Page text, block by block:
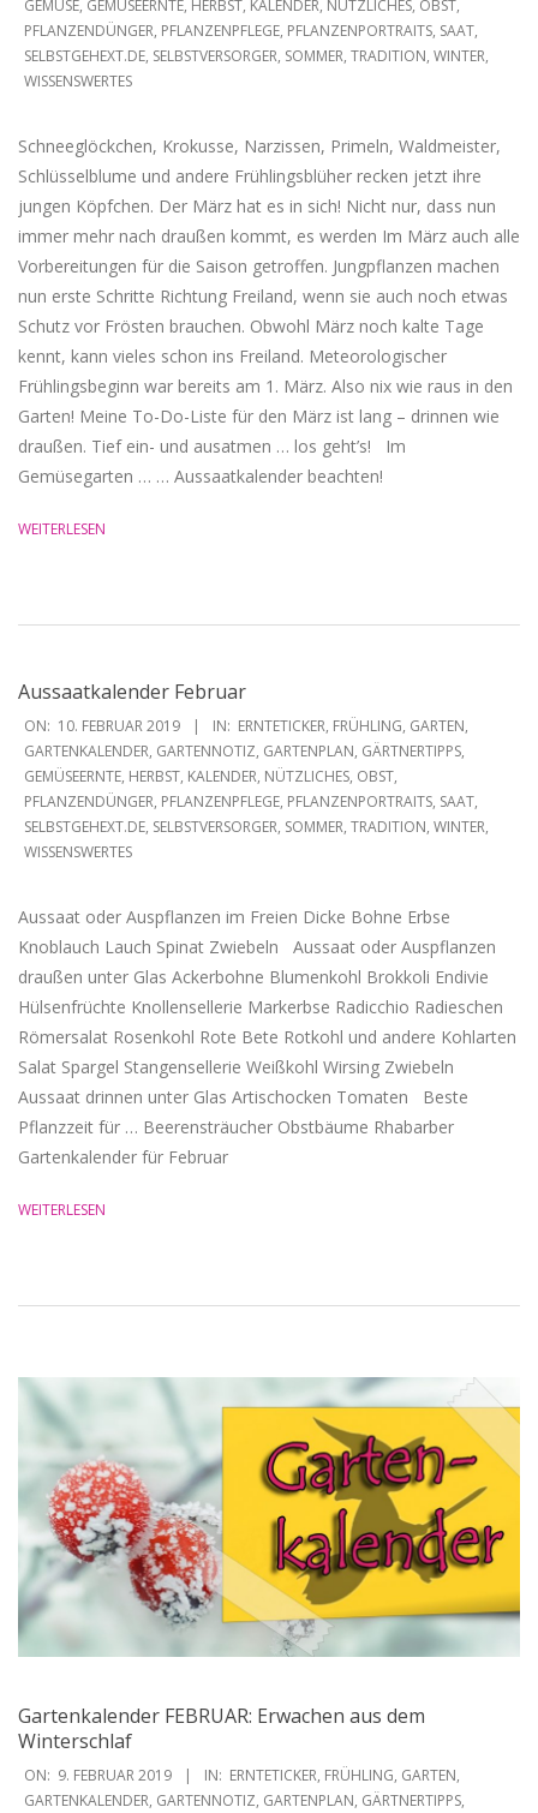
09
GEMÜSE, GEMÜSEERNTE, HERBST, KALENDER, NÜTZLICHES, OBST,
PFLANZENDÜNGER, PFLANZENPFLEGE, PFLANZENPORTRAITS, SAAT,
SELBSTGEHEXT.DE, SELBSTVERSORGER, SOMMER, TRADITION, WINTER,
WISSENSWERTES
Schneeglöckchen, Krokusse, Narzissen, Primeln, Waldmeister,
Schlüsselblume und andere Frühlingsblüher recken jetzt ihre
jungen Köpfchen. Der März hat es in sich! Nicht nur, dass nun
immer mehr nach draußen kommt, es werden Im März auch alle
Vorbereitungen für die Saison getroffen. Jungpflanzen machen
nun erste Schritte Richtung Freiland, wenn sie auch noch etwas
Schutz vor Frösten brauchen. Obwohl März noch kalte Tage
kennt, kann vieles schon ins Freiland. Meteorologischer
Frühlingsbeginn war bereits am 1. März. Also nix wie raus in den
Garten! Meine To-Do-Liste für den März ist lang – drinnen wie
draußen. Tief ein- und ausatmen … los geht’s! Im
Gemüsegarten … … Aussaatkalender beachten!
WEITERLESEN
Aussaatkalender Februar
2019-
02-
10
ON: 10. FEBRUAR 2019 IN: ERNTETICKER, FRÜHLING, GARTEN,
GARTENKALENDER, GARTENNOTIZ, GARTENPLAN, GÄRTNERTIPPS,
GEMÜSEERNTE, HERBST, KALENDER, NÜTZLICHES, OBST,
PFLANZENDÜNGER, PFLANZENPFLEGE, PFLANZENPORTRAITS, SAAT,
SELBSTGEHEXT.DE, SELBSTVERSORGER, SOMMER, TRADITION, WINTER,
WISSENSWERTES
Aussaat oder Auspflanzen im Freien Dicke Bohne Erbse
Knoblauch Lauch Spinat Zwiebeln Aussaat oder Auspflanzen
draußen unter Glas Ackerbohne Blumenkohl Brokkoli Endivie
Hülsenfrüchte Knollensellerie Markerbse Radicchio Radieschen
Römersalat Rosenkohl Rote Bete Rotkohl und andere Kohlarten
Salat Spargel Stangensellerie Weißkohl Wirsing Zwiebeln
Aussaat drinnen unter Glas Artischocken Tomaten Beste
Pflanzzeit für … Beerensträucher Obstbäume Rhabarber
Gartenkalender für Februar
WEITERLESEN
Gartenkalender FEBRUAR: Erwachen aus dem
Winterschlaf
2019-
02-
ON: 9. FEBRUAR 2019 IN: ERNTETICKER, FRÜHLING, GARTEN,
GARTENKALENDER, GARTENNOTIZ, GARTENPLAN, GÄRTNERTIPPS,